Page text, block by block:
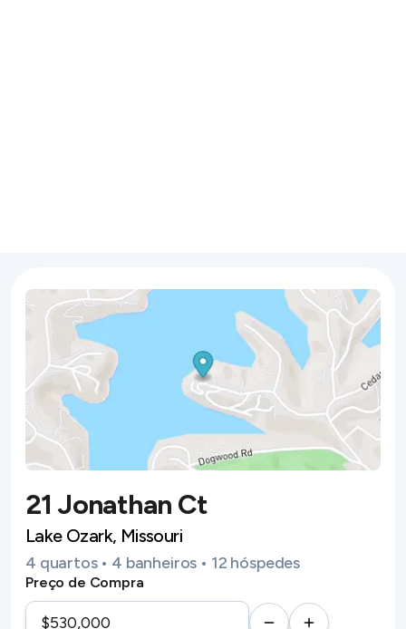
21 Jonathan Ct
Lake Ozark, Missouri
4 quartos • 4 banheiros • 12 hóspedes
Preço de Compra